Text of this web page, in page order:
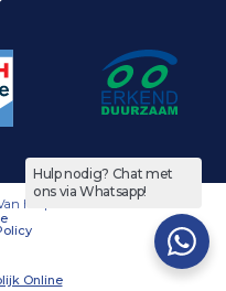
Herpen
Online
Hulp nodig? Chat met
ons via Whatsapp!